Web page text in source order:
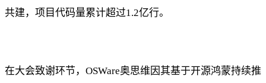
共建，项目代码量累计超过1.2亿行。
在大会致谢环节，OSWare奥思维因其基于开源鸿蒙持续推